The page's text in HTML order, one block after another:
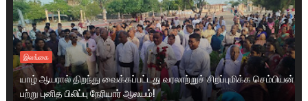
இலங்கை
யாழ் ஆயரால் திறந்து வைக்கப்பட்டது வரலாற்றுச் சிறப்புமிக்க செம்பியன்
பற்று புனித பிலிப்பு நேரியார் ஆலயம்!